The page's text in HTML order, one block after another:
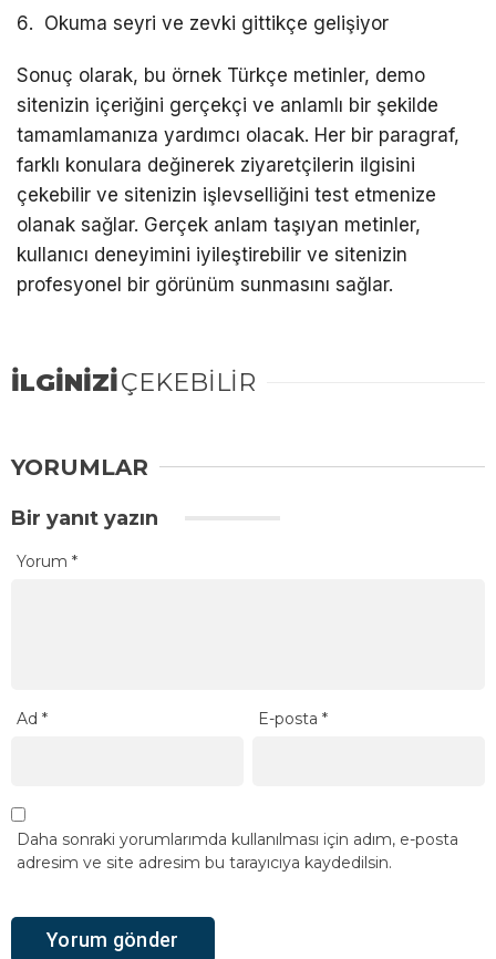
Okuma seyri ve zevki gittikçe gelişiyor
Sonuç olarak, bu örnek Türkçe metinler, demo
sitenizin içeriğini gerçekçi ve anlamlı bir şekilde
tamamlamanıza yardımcı olacak. Her bir paragraf,
farklı konulara değinerek ziyaretçilerin ilgisini
çekebilir ve sitenizin işlevselliğini test etmenize
olanak sağlar. Gerçek anlam taşıyan metinler,
kullanıcı deneyimini iyileştirebilir ve sitenizin
profesyonel bir görünüm sunmasını sağlar.
İLGİNİZİÇEKEBİLİR
YORUMLAR
Bir yanıt yazın
Yorum *
Ad * E-posta*
Daha sonraki yorumlarımda kullanılması için adım, e-posta
adresim ve site adresim bu tarayıcıya kaydedilsin.